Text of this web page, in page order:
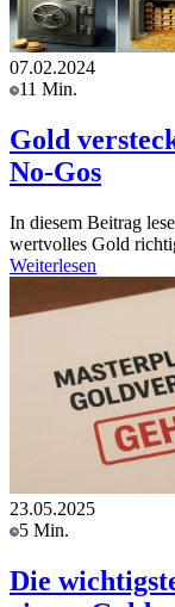
07.02.2024
11 Min.
Gold
No-Gos
In diesem Beitrag
wertvolles Gold
Weiterlesen
23.05.2025
5 Min.
Die